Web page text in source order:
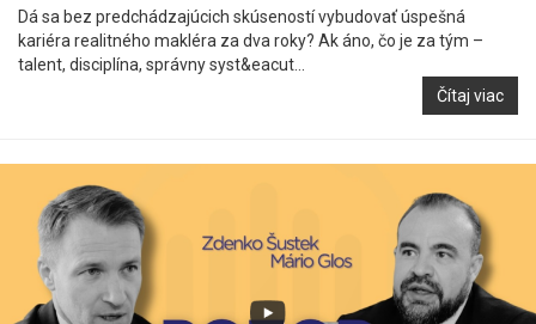
Dá sa bez predchádzajúcich skúseností vybudovať úspešná
kariéra realitného makléra za dva roky? Ak áno, čo je za tým –
talent, disciplína, správny syst&eacut...
Čítaj viac